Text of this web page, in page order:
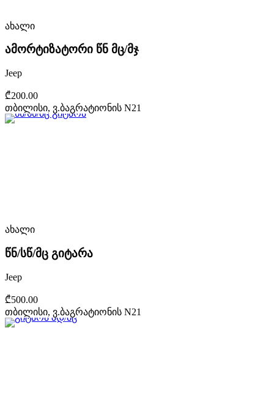
ახალი
ამორტიზატორი წნ მც/მჯ
Jeep
₾200.00
თბილისი, ვ.ბაგრატიონის N21
ახალი
წნ/სწ/მც გიტარა
Jeep
₾500.00
თბილისი, ვ.ბაგრატიონის N21